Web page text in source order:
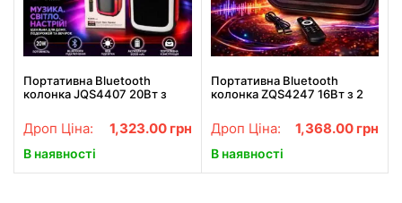
Портативна Bluetooth
колонка JQS4407 20Вт з
динаміками
Дроп Ціна: 1,323.00 грн
В наявності
Портативна Bluetooth
колонка ZQS4247 16Вт з 2
TF FM AUX
Дроп Ціна: 1,368.00 грн
В наявності